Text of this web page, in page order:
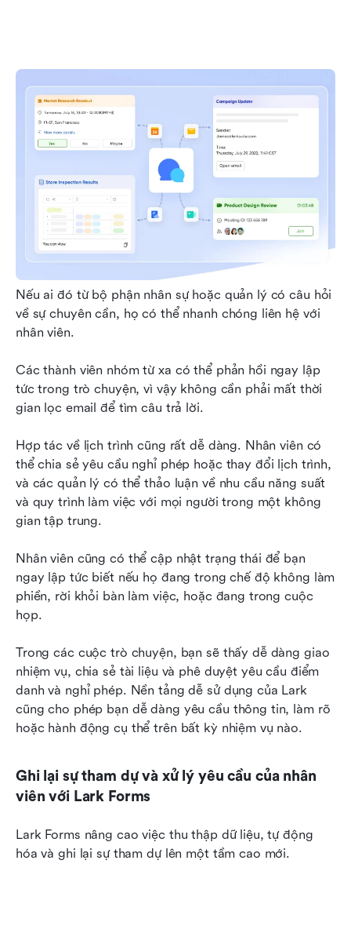
Nếu ai đó từ bộ phận nhân sự hoặc quản lý có câu hỏi
về sự chuyên cần, họ có thể nhanh chóng liên hệ với
nhân viên.
Các thành viên nhóm từ xa có thể phản hồi ngay lập
tức trong trò chuyện, vì vậy không cần phải mất thời
gian lọc email để tìm câu trả lời.
Hợp tác về lịch trình cũng rất dễ dàng. Nhân viên có
thể chia sẻ yêu cầu nghỉ phép hoặc thay đổi lịch trình,
và các quản lý có thể thảo luận về nhu cầu năng suất
và quy trình làm việc với mọi người trong một không
gian tập trung.
Nhân viên cũng có thể cập nhật trạng thái để bạn
ngay lập tức biết nếu họ đang trong chế độ không làm
phiền, rời khỏi bàn làm việc, hoặc đang trong cuộc
họp.
Trong các cuộc trò chuyện, bạn sẽ thấy dễ dàng giao
nhiệm vụ, chia sẻ tài liệu và phê duyệt yêu cầu điểm
danh và nghỉ phép. Nền tảng dễ sử dụng của Lark
cũng cho phép bạn dễ dàng yêu cầu thông tin, làm rõ
hoặc hành động cụ thể trên bất kỳ nhiệm vụ nào.
Ghi lại sự tham dự và xử lý yêu cầu của nhân
viên với Lark Forms
Lark Forms nâng cao việc thu thập dữ liệu, tự động
hóa và ghi lại sự tham dự lên một tầm cao mới.